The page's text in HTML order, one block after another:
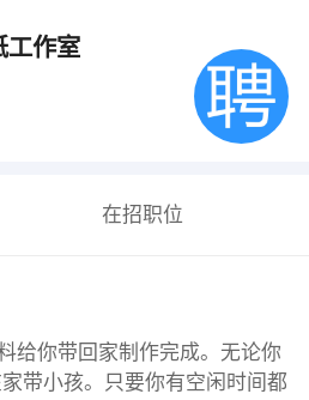
工作室
在招职位
给你带回家制作完成。无论你
带小孩。只要你有空闲时间都